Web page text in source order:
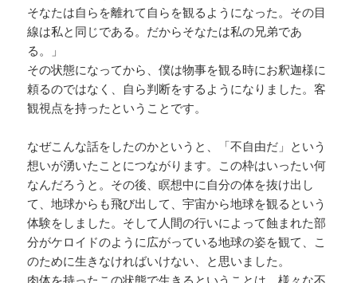
そなたは自らを離れて自らを観るようになった。その目
線は私と同じである。だからそなたは私の兄弟であ
る。」
その状態になってから、僕は物事を観る時にお釈迦様に
頼るのではなく、自ら判断をするようになりました。客
観視点を持ったということです。
なぜこんな話をしたのかというと、「不自由だ」という
想いが湧いたことにつながります。この枠はいったい何
なんだろうと。その後、瞑想中に自分の体を抜け出し
て、地球からも飛び出して、宇宙から地球を観るという
体験をしました。そして人間の行いによって蝕まれた部
分がケロイドのように広がっている地球の姿を観て、こ
のために生きなければいけない、と思いました。
肉体を持ったこの状態で生きるということは、様々な不